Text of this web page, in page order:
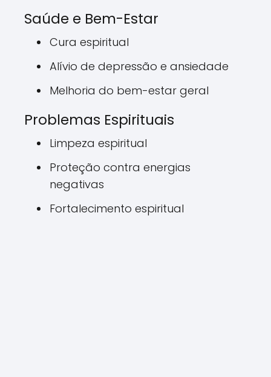
Saúde e Bem-Estar
Cura espiritual
Alívio de depressão e ansiedade
Melhoria do bem-estar geral
Problemas Espirituais
Limpeza espiritual
Proteção contra energias
negativas
Fortalecimento espiritual